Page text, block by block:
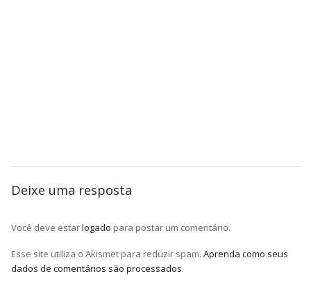
Deixe uma resposta
Você deve estarlogado para postar um comentário.
Esse site utiliza o Akismet para reduzir spam. Aprenda como seus
dados de comentários são processados.